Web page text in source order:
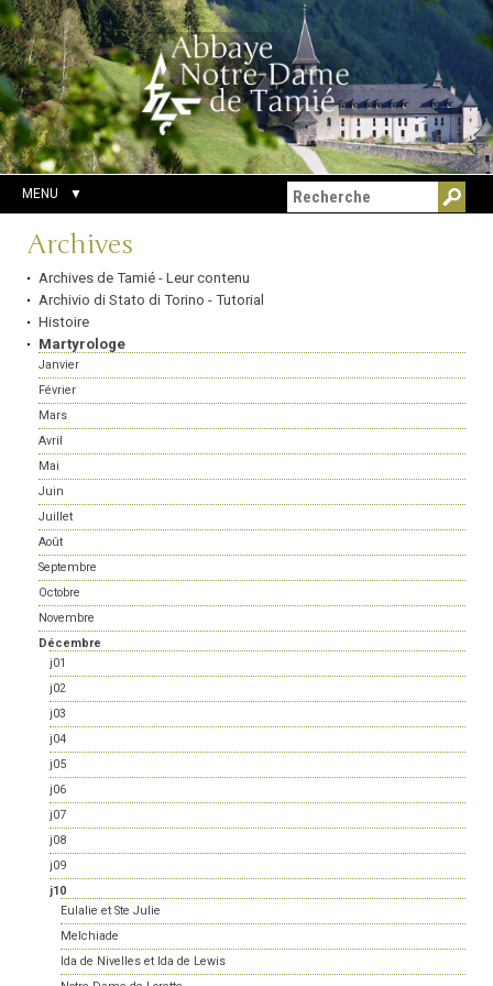
Aller
au
contenu.
|
Aller
à
la
navigation
Outils
personnels
Chercher par
Recherche
avancée…
MENU
Navigation
Archives
Archives de Tamié - Leur contenu
Archivio di Stato di Torino - Tutorial
Histoire
Martyrologe
Janvier
Février
Mars
Avril
Mai
Juin
Juillet
Août
Septembre
Octobre
Novembre
Décembre
j01
j02
j03
j04
j05
j06
j07
j08
j09
j10
Eulalie et Ste Julie
Melchiade
Ida de Nivelles et Ida de Lewis